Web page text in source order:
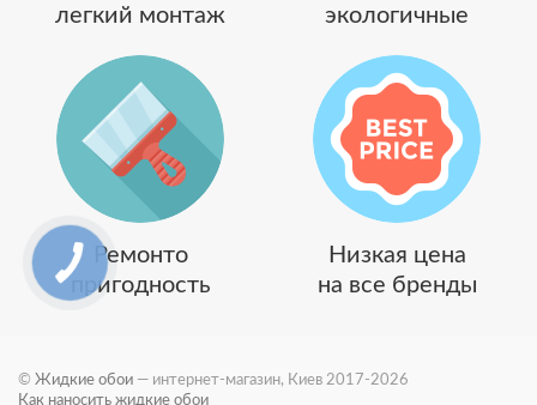
легкий монтаж
экологичные
Ремонто
пригодность
Низкая цена
на все бренды
© Жидкие обои — интернет-магазин, Киев 2017-2026
Как наносить жидкие обои